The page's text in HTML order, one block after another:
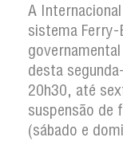
A
sistema
desta
20h30, até
suspensão de
(sábado e